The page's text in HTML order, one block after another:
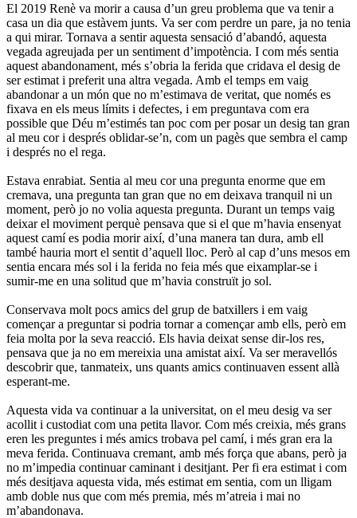
El 2019 Renè va morir a causa d’un greu problema que va tenir a
casa un dia que estàvem junts. Va ser com perdre un pare, ja no tenia
a qui mirar. Tornava a sentir aquesta sensació d’abandó, aquesta
vegada agreujada per un sentiment d’impotència. I com més sentia
aquest abandonament, més s’obria la ferida que cridava el desig de
ser estimat i preferit una altra vegada. Amb el temps em vaig
abandonar a un món que no m’estimava de veritat, que només es
fixava en els meus límits i defectes, i em preguntava com era
possible que Déu m’estimés tan poc com per posar un desig tan gran
al meu cor i després oblidar-se’n, com un pagès que sembra el camp
i després no el rega.
Estava enrabiat. Sentia al meu cor una pregunta enorme que em
cremava, una pregunta tan gran que no em deixava tranquil ni un
moment, però jo no volia aquesta pregunta. Durant un temps vaig
deixar el moviment perquè pensava que si el que m’havia ensenyat
aquest camí es podia morir així, d’una manera tan dura, amb ell
també hauria mort el sentit d’aquell lloc. Però al cap d’uns mesos em
sentia encara més sol i la ferida no feia més que eixamplar-se i
sumir-me en una solitud que m’havia construït jo sol.
Conservava molt pocs amics del grup de batxillers i em vaig
començar a preguntar si podria tornar a començar amb ells, però em
feia molta por la seva reacció. Els havia deixat sense dir-los res,
pensava que ja no em mereixia una amistat així. Va ser meravellós
descobrir que, tanmateix, uns quants amics continuaven essent allà
esperant-me.
Aquesta vida va continuar a la universitat, on el meu desig va ser
acollit i custodiat com una petita llavor. Com més creixia, més grans
eren les preguntes i més amics trobava pel camí, i més gran era la
meva ferida. Continuava cremant, amb més força que abans, però ja
no m’impedia continuar caminant i desitjant. Per fi era estimat i com
més desitjava aquesta vida, més estimat em sentia, com un lligam
amb doble nus que com més premia, més m’atreia i mai no
m’abandonava.